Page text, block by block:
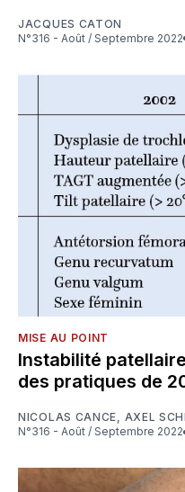
JACQUES CATON
N°316 - Août / Septembre 2022
MISE AU POINT
Instabilité
des pratiques de
NICOLAS CANCE, AXEL
N°316 - Août / Septembre 2022